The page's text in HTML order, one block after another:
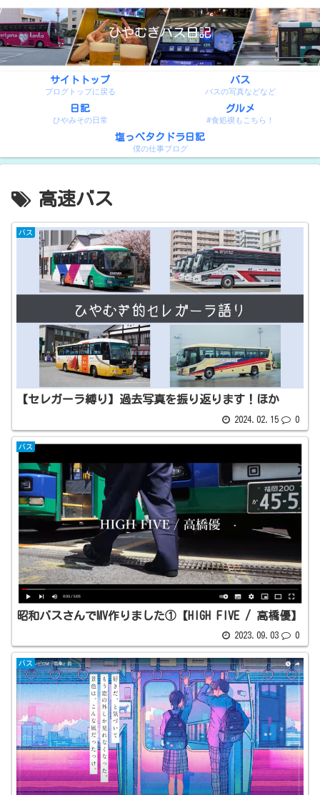
ひやむぎバス日記
サイトトップ
ブログトップに戻る
バス
バスの写真などなど
日記
ひやみその日常
グルメ
#食処禊もこちら！
塩っぺタクドラ日記
僕の仕事ブログ
高速バス
バス
【セレガーラ縛り】過去写真を振り返ります！ほか
2024.02.15 0
バス
昭和バスさんでMV作りました①【HIGH FIVE / 高橋優】
2023.09.03 0
バス